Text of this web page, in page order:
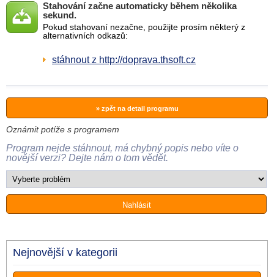
Stahování začne automaticky během několika
sekund.
Pokud stahovaní nezačne, použijte prosím některý z
alternativních odkazů:
stáhnout z http://doprava.thsoft.cz
» zpět na detail programu
Oznámit potíže s programem
Program nejde stáhnout, má chybný popis nebo víte o
novější verzi? Dejte nám o tom vědět.
Nejnovější v kategorii